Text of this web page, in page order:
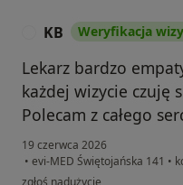
KB Weryfikacja
Lekarz bardzo
każdej wizycie czuję
Polecam z całego
19 czerwca 2026
• evi-MED Świętojańska 141 •
w opinii użytkownika KB